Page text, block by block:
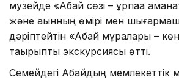
музейде «Абай сөзі – ұрпаққа
және ақынның өмірі мен
дәріптейтін «Абай мұралары –
тақырыптық экскурсиясы өтті.
Семейдегі Абайдың мемлекеттік